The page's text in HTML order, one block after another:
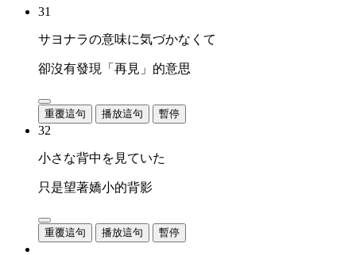
31
サヨナラの意味に気づかなくて
卻沒有發現「再見」的意思
重覆這句 播放這句 暫停
32
小さな背中を見ていた
只是望著嬌小的背影
重覆這句 播放這句 暫停